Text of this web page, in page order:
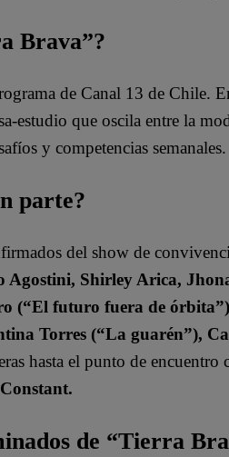
Brava”?
de Canal 13 de Chile.
estudio que oscila entre la
y competencias semanales.
parte?
del show de
Agostini, Shirley Arica,
(“El futuro fuera de
Torres (“La guarén”),
hasta el punto de
de “Tierra